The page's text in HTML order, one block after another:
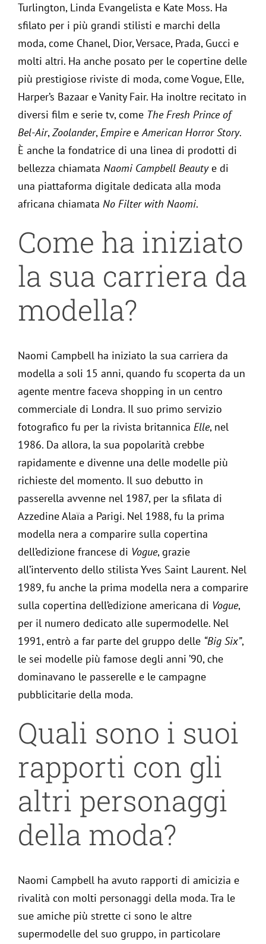
Turlington, Linda Evangelista e Kate Moss. Ha
sfilato per i più grandi stilisti e marchi della
moda, come Chanel, Dior, Versace, Prada, Gucci e
molti altri. Ha anche posato per le copertine delle
più prestigiose riviste di moda, come Vogue, Elle,
Harper’s Bazaar e Vanity Fair. Ha inoltre recitato in
diversi film e serie tv, come The Fresh Prince of
Bel-Air,Zoolander,EmpireeAmerican Horror Story.
È anche la fondatrice di una linea di prodotti di
bellezza chiamata Naomi Campbell Beautye di
una piattaforma digitale dedicata alla moda
africana chiamata No Filter with Naomi.
Come ha iniziato
la sua carriera da
modella?
Naomi Campbell ha iniziato la sua carriera da
modella a soli 15 anni, quando fu scoperta da un
agente mentre faceva shopping in un centro
commerciale di Londra. Il suo primo servizio
fotografico fu per la rivista britannica Elle, nel
1986. Da allora, la sua popolarità crebbe
rapidamente e divenne una delle modelle più
richieste del momento. Il suo debutto in
passerella avvenne nel 1987, per la sfilata di
Azzedine Alaïa a Parigi. Nel 1988, fu la prima
modella nera a comparire sulla copertina
dell’edizione francese di Vogue, grazie
all’intervento dello stilista Yves Saint Laurent. Nel
1989, fu anche la prima modella nera a comparire
sulla copertina dell’edizione americana di Vogue,
per il numero dedicato alle supermodelle. Nel
1991, entrò a far parte del gruppo delle “Big Six”,
le sei modelle più famose degli anni ’90, che
dominavano le passerelle e le campagne
pubblicitarie della moda.
Quali sono i suoi
rapporti con gli
altri personaggi
della moda?
Naomi Campbell ha avuto rapporti di amicizia e
rivalità con molti personaggi della moda. Tra le
sue amiche più strette ci sono le altre
supermodelle del suo gruppo, in particolare